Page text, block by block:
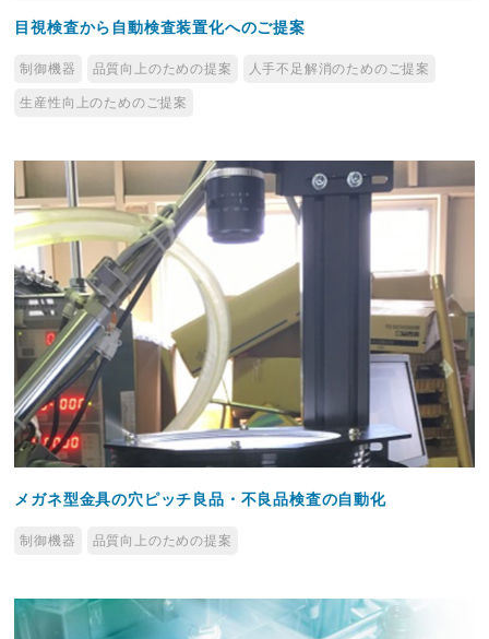
目視検査から自動検査装置化へのご提案
制御機器 品質向上のための提案 人手不足解消のためのご提案
生産性向上のためのご提案
メガネ型金具の穴ピッチ良品・不良品検査の自動化
制御機器 品質向上のための提案